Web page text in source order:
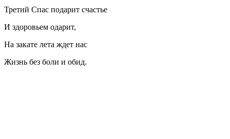
Третий Спас подарит счастье
И здоровьем одарит,
На закате лета ждет нас
Жизнь без боли и обид.